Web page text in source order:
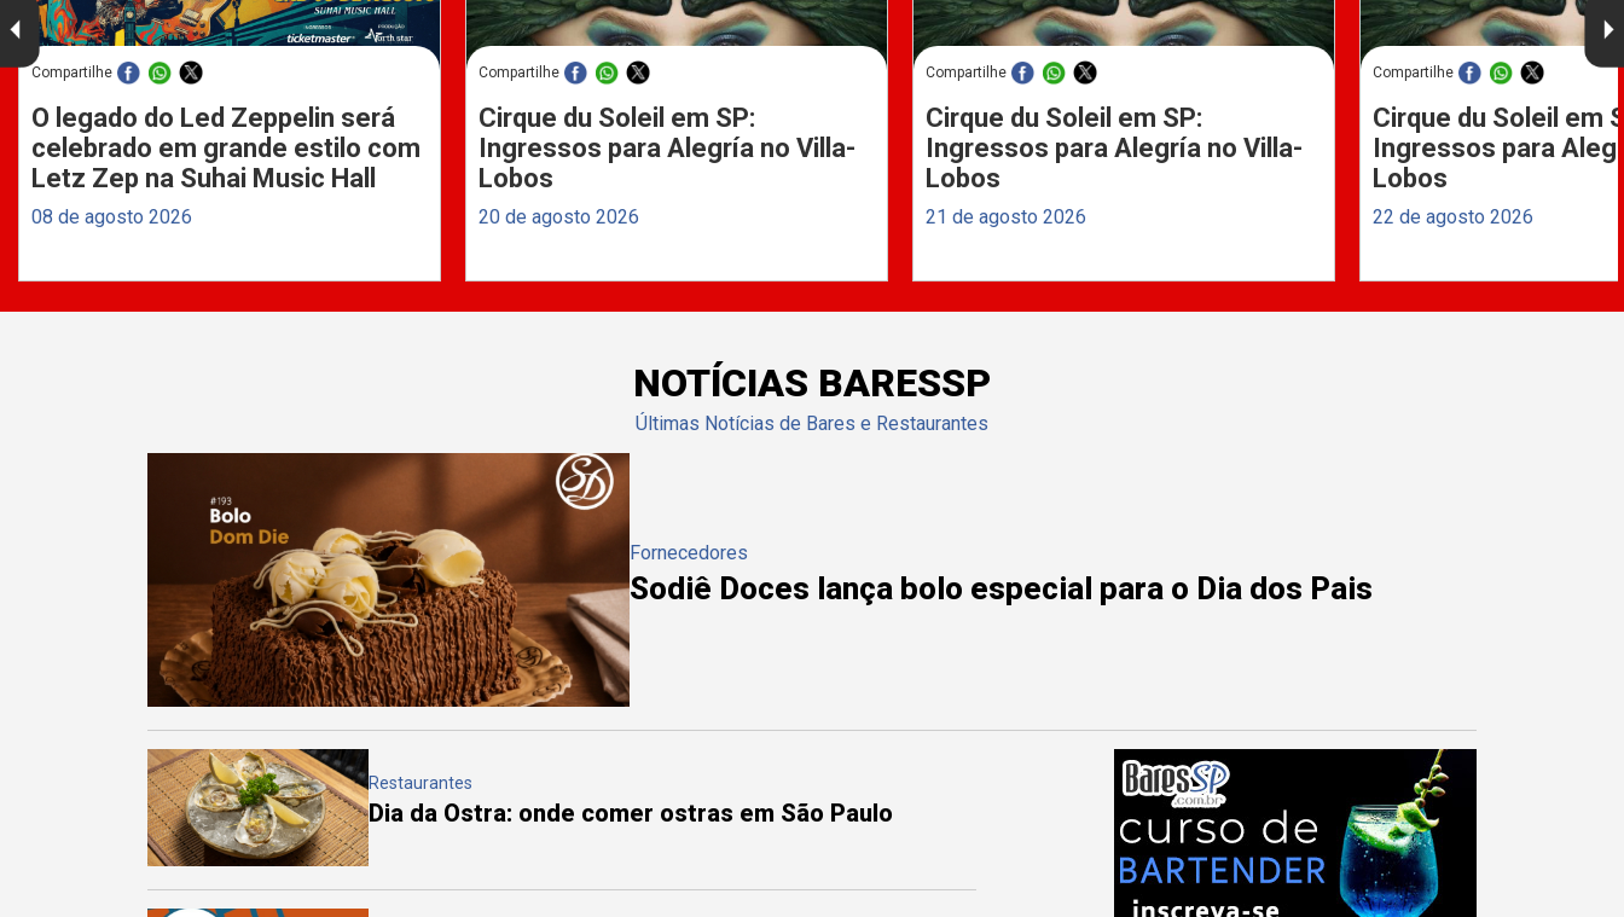
Compartilhe
O legado do Led Zeppelin será
celebrado em grande estilo com
Letz Zep na Suhai Music Hall
08 de agosto 2026
Compartilhe
Cirque du Soleil em SP:
Ingressos para Alegría no Villa-
Lobos
20 de agosto 2026
Compartilhe
Cirque du Soleil em SP:
Ingressos para Alegría no Villa-
Lobos
21 de agosto 2026
Compartilhe
Cirque du Soleil em
Ingressos para
Lobos
22 de agosto 2026
NOTÍCIAS BARESSP
Últimas Notícias de Bares e Restaurantes
Fornecedores
Sodiê Doces lança bolo especial para o Dia dos Pais
Restaurantes
Dia da Ostra: onde comer ostras em São Paulo